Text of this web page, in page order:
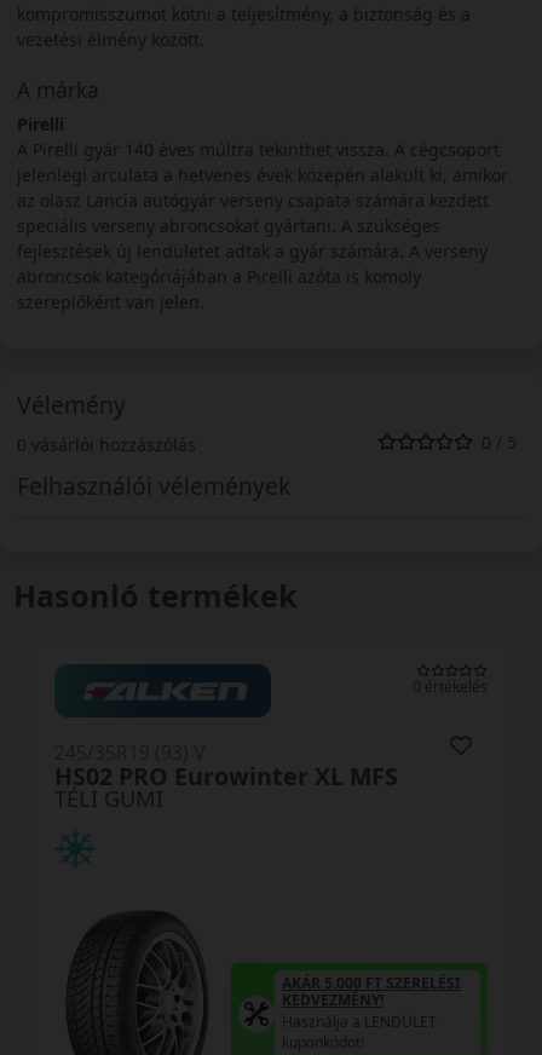
kompromisszumot kötni a teljesítmény, a biztonság és a
vezetési élmény között.
A márka
Pirelli
A Pirelli gyár 140 éves múltra tekinthet vissza. A cégcsoport
jelenlegi arculata a hetvenes évek közepén alakult ki, amikor
az olasz Lancia autógyár verseny csapata számára kezdett
speciális verseny abroncsokat gyártani. A szükséges
fejlesztések új lendületet adtak a gyár számára. A verseny
abroncsok kategóriájában a Pirelli azóta is komoly
szereplőként van jelen.
Vélemény
0 vásárlói hozzászólás 0 / 5
Felhasználói vélemények
Hasonló termékek
0 értékelés
TÉLI GUMI
HS02 PRO Eurowinter XL MFS
AKÁR 5.000 FT SZERELÉSI
KEDVEZMÉNY!
Használja a LENDÜLET
kuponkódot!